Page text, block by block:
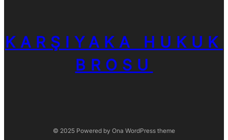
KARŞIYAKA HUKUK
BROSU
© 2025 Powered by Ona WordPress theme